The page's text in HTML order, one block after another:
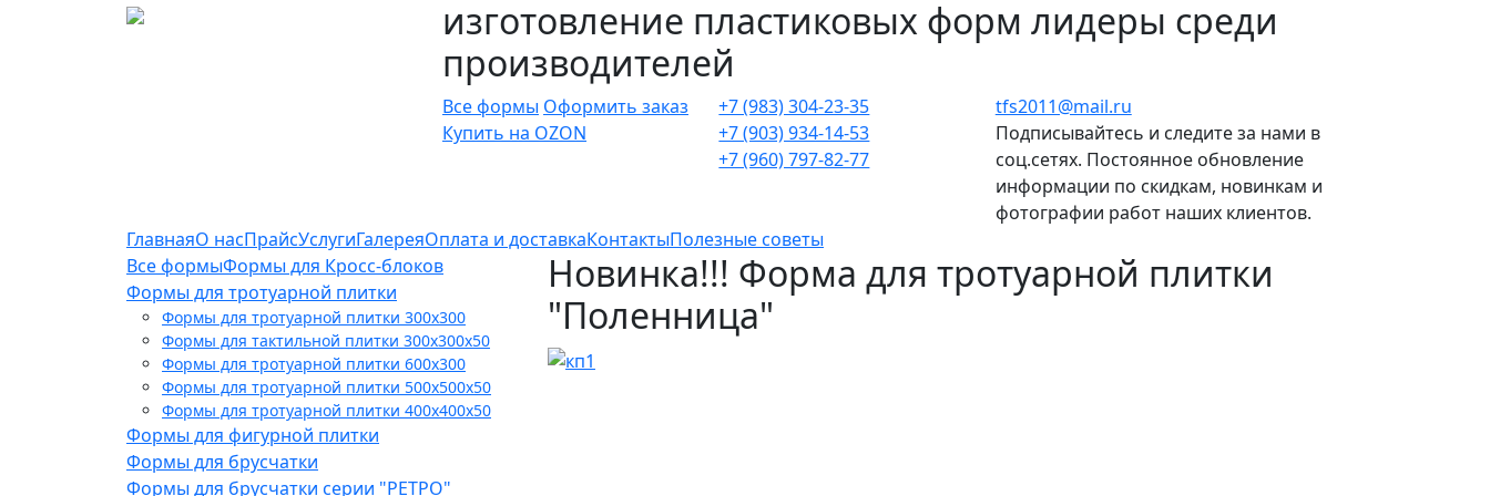
изготовление пластиковых форм лидеры среди
производителей
Все формы Оформить заказ
Купить на OZON
+7 (983) 304-23-35
+7 (903) 934-14-53
+7 (960) 797-82-77
tfs2011@mail.ru
Подписывайтесь и следите за нами в
соц.сетях. Постоянное обновление
информации по скидкам, новинкам и
фотографии работ наших клиентов.
ГлавнаяО насПрайсУслугиГалереяОплата и доставкаКонтактыПолезные советы
Все формыФормы для Кросс-блоков
Формы для тротуарной плитки
Формы для тротуарной плитки 300x300
Формы для тактильной плитки 300х300х50
Формы для тротуарной плитки 600x300
Формы для тротуарной плитки 500x500x50
Формы для тротуарной плитки 400x400x50
Формы для фигурной плитки
Формы для брусчатки
Формы для брусчатки серии "РЕТРО"
Новинка!!! Форма для тротуарной плитки
"Поленница"